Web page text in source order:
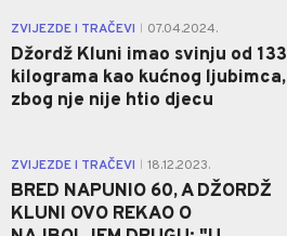
ZVIJEZDE I TRAČEVI 07.04.2024.
Džordž Kluni imao svinju od 133
kilograma kao kućnog ljubimca,
zbog nje nije htio djecu
ZVIJEZDE I TRAČEVI 18.12.2023.
BRED NAPUNIO 60, A DŽORDŽ
KLUNI OVO REKAO O